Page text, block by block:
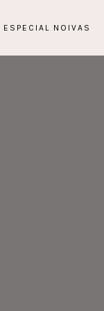
ESPECIAL NOIVAS